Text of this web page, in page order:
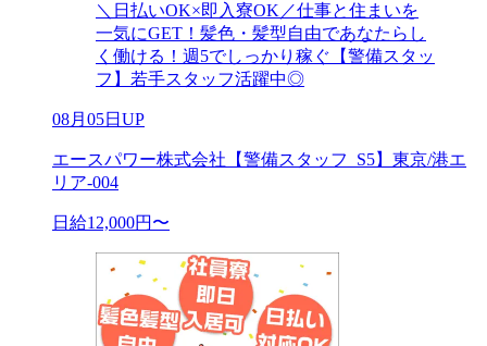
＼日払いOK×即入寮OK／仕事と住まいを
一気にGET！髪色・髪型自由であなたらし
く働ける！週5でしっかり稼ぐ【警備スタッ
フ】若手スタッフ活躍中◎
08月05日UP
エースパワー株式会社【警備スタッフ_S5】東京/港エ
リア-004
日給12,000円〜